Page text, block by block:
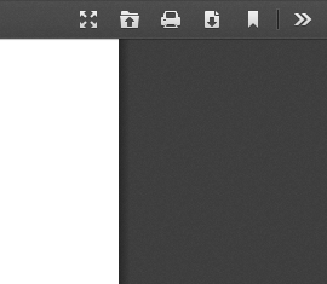
Presentation
Open Print Download
Current